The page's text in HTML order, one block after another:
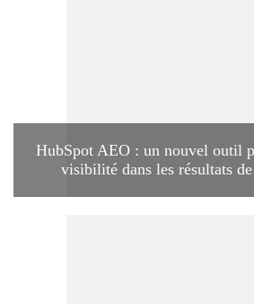
HubSpot AEO : un nouvel outil
visibilité dans les résultats